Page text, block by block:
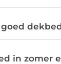
in zomer